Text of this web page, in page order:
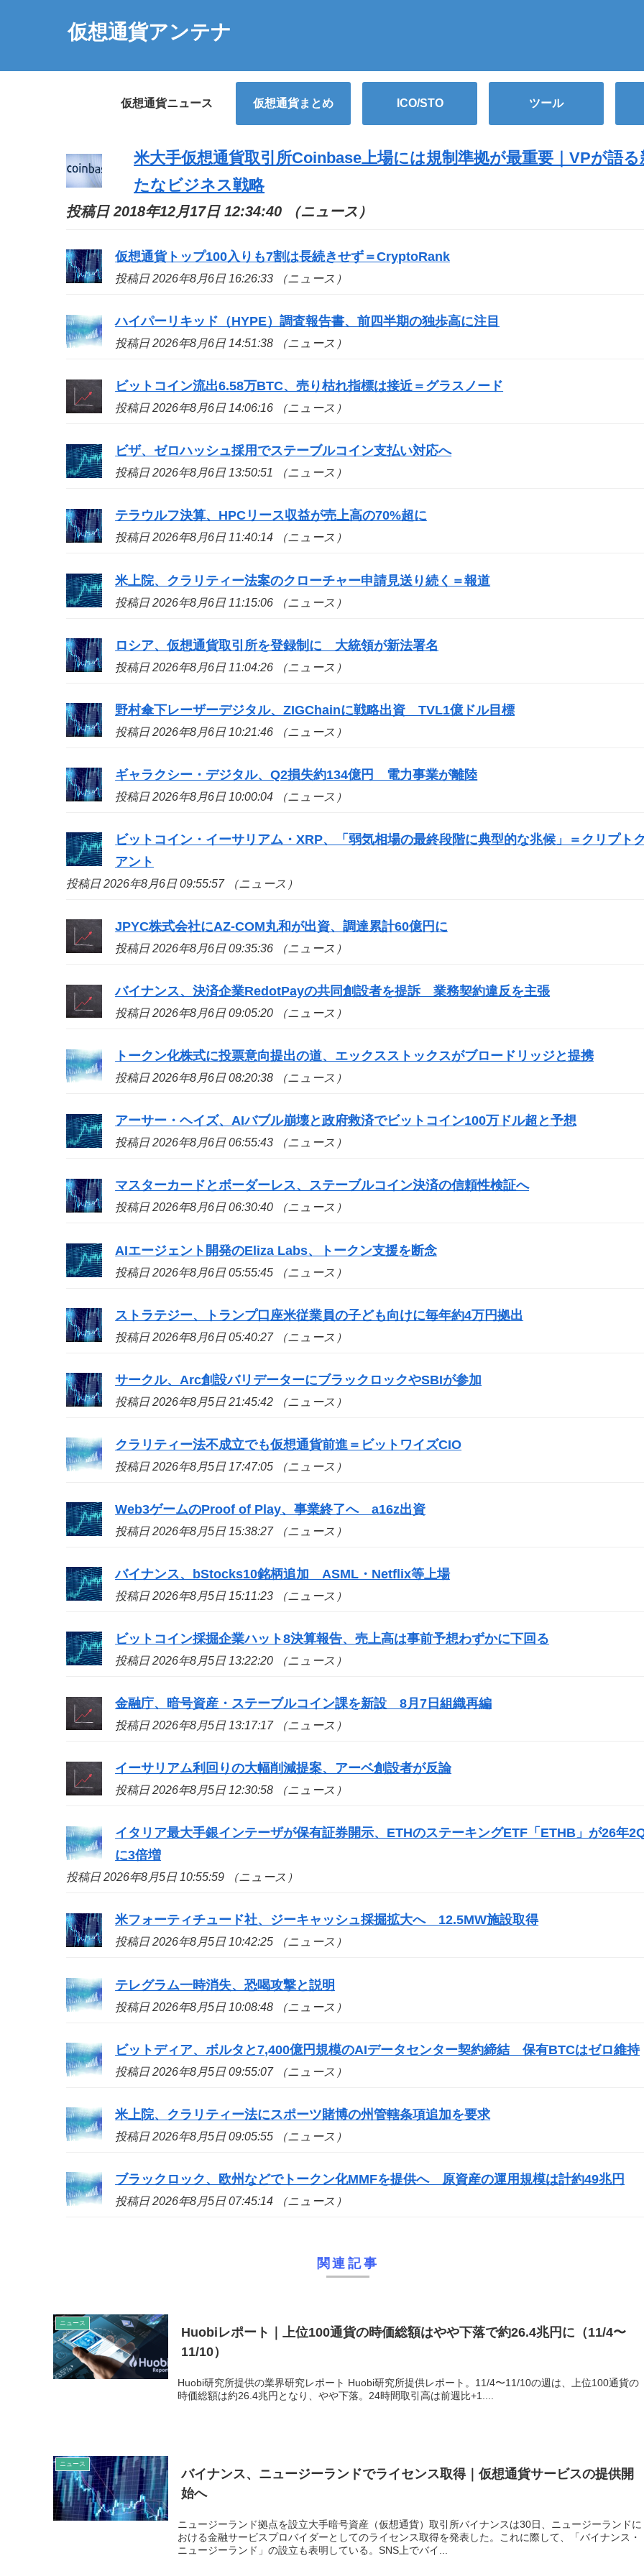
仮想通貨アンテナ
仮想通貨ニュース 仮想通貨まとめ ICO/STO ツール
米大手仮想通貨取引所Coinbase上場には規制準拠が最重要｜VPが語る
たなビジネス戦略
投稿日 2018年12月17日 12:34:40 （ニュース）
仮想通貨トップ100入りも7割は長続きせず＝CryptoRank
投稿日 2026年8月6日 16:26:33 （ニュース）
ハイパーリキッド（HYPE）調査報告書、前四半期の独歩高に注目
投稿日 2026年8月6日 14:51:38 （ニュース）
ビットコイン流出6.58万BTC、売り枯れ指標は接近＝グラスノード
投稿日 2026年8月6日 14:06:16 （ニュース）
ビザ、ゼロハッシュ採用でステーブルコイン支払い対応へ
投稿日 2026年8月6日 13:50:51 （ニュース）
テラウルフ決算、HPCリース収益が売上高の70%超に
投稿日 2026年8月6日 11:40:14 （ニュース）
米上院、クラリティー法案のクローチャー申請見送り続く＝報道
投稿日 2026年8月6日 11:15:06 （ニュース）
ロシア、仮想通貨取引所を登録制に 大統領が新法署名
投稿日 2026年8月6日 11:04:26 （ニュース）
野村傘下レーザーデジタル、ZIGChainに戦略出資 TVL1億ドル目標
投稿日 2026年8月6日 10:21:46 （ニュース）
ギャラクシー・デジタル、Q2損失約134億円 電力事業が離陸
投稿日 2026年8月6日 10:00:04 （ニュース）
ビットコイン・イーサリアム・XRP、「弱気相場の最終段階に典型的な兆候」＝クリプトク
アント
投稿日 2026年8月6日 09:55:57 （ニュース）
JPYC株式会社にAZ-COM丸和が出資、調達累計60億円に
投稿日 2026年8月6日 09:35:36 （ニュース）
バイナンス、決済企業RedotPayの共同創設者を提訴 業務契約違反を主張
投稿日 2026年8月6日 09:05:20 （ニュース）
トークン化株式に投票意向提出の道、エックスストックスがブロードリッジと提携
投稿日 2026年8月6日 08:20:38 （ニュース）
アーサー・ヘイズ、AIバブル崩壊と政府救済でビットコイン100万ドル超と予想
投稿日 2026年8月6日 06:55:43 （ニュース）
マスターカードとボーダーレス、ステーブルコイン決済の信頼性検証へ
投稿日 2026年8月6日 06:30:40 （ニュース）
AIエージェント開発のEliza Labs、トークン支援を断念
投稿日 2026年8月6日 05:55:45 （ニュース）
ストラテジー、トランプ口座米従業員の子ども向けに毎年約4万円拠出
投稿日 2026年8月6日 05:40:27 （ニュース）
サークル、Arc創設バリデーターにブラックロックやSBIが参加
投稿日 2026年8月5日 21:45:42 （ニュース）
クラリティー法不成立でも仮想通貨前進＝ビットワイズCIO
投稿日 2026年8月5日 17:47:05 （ニュース）
Web3ゲームのProof of Play、事業終了へ a16z出資
投稿日 2026年8月5日 15:38:27 （ニュース）
バイナンス、bStocks10銘柄追加 ASML・Netflix等上場
投稿日 2026年8月5日 15:11:23 （ニュース）
ビットコイン採掘企業ハット8決算報告、売上高は事前予想わずかに下回る
投稿日 2026年8月5日 13:22:20 （ニュース）
金融庁、暗号資産・ステーブルコイン課を新設 8月7日組織再編
投稿日 2026年8月5日 13:17:17 （ニュース）
イーサリアム利回りの大幅削減提案、アーベ創設者が反論
投稿日 2026年8月5日 12:30:58 （ニュース）
イタリア最大手銀インテーザが保有証券開示、ETHのステーキングETF「ETHB」が26年
に3倍増
投稿日 2026年8月5日 10:55:59 （ニュース）
米フォーティチュード社、ジーキャッシュ採掘拡大へ 12.5MW施設取得
投稿日 2026年8月5日 10:42:25 （ニュース）
テレグラム一時消失、恐喝攻撃と説明
投稿日 2026年8月5日 10:08:48 （ニュース）
ビットディア、ボルタと7,400億円規模のAIデータセンター契約締結 保有BTCはゼロ維持
投稿日 2026年8月5日 09:55:07 （ニュース）
米上院、クラリティー法にスポーツ賭博の州管轄条項追加を要求
投稿日 2026年8月5日 09:05:55 （ニュース）
ブラックロック、欧州などでトークン化MMFを提供へ 原資産の運用規模は計約49兆円
投稿日 2026年8月5日 07:45:14 （ニュース）
関連記事
ニュース
Huobiレポート｜上位100通貨の時価総額はやや下落で約26.4兆円に（11/4〜
11/10）
Huobi研究所提供の業界研究レポート Huobi研究所提供レポート。11/4〜11/10の週は、上位100通貨の
時価総額は約26.4兆円となり、やや下落。24時間取引高は前週比+1....
ニュース
バイナンス、ニュージーランドでライセンス取得｜仮想通貨サービスの提供開
始へ
ニュージーランド拠点を設立大手暗号資産（仮想通貨）取引所バイナンスは30日、ニュージーランドに
おける金融サービスプロバイダーとしてのライセンス取得を発表した。これに際して、「バイナンス・
ニュージーランド」の設立も表明している。SNS上でバイ...